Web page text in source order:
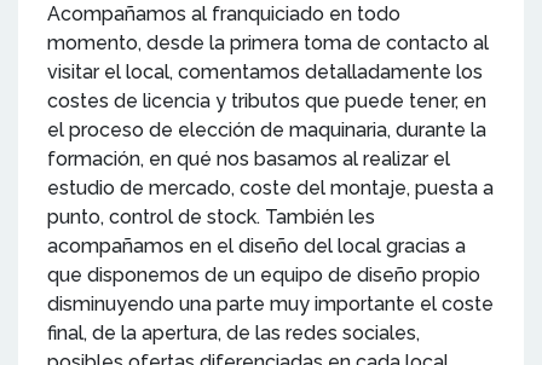
Acompañamos al franquiciado en todo
momento, desde la primera toma de contacto al
visitar el local, comentamos detalladamente los
costes de licencia y tributos que puede tener, en
el proceso de elección de maquinaria, durante la
formación, en qué nos basamos al realizar el
estudio de mercado, coste del montaje, puesta a
punto, control de stock. También les
acompañamos en el diseño del local gracias a
que disponemos de un equipo de diseño propio
disminuyendo una parte muy importante el coste
final, de la apertura, de las redes sociales,